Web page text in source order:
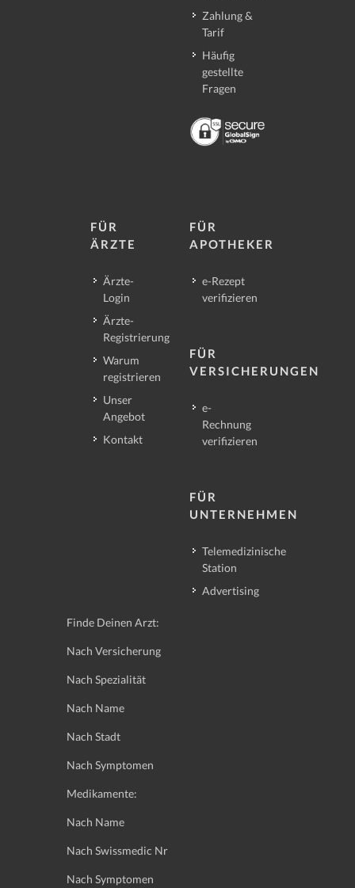
Zahlung &
Tarif
Häufig
gestellte
Fragen
FÜR
ÄRZTE
Ärzte-
Login
Ärzte-
Registrierung
Warum
registrieren
Unser
Angebot
Kontakt
FÜR
APOTHEKER
e-Rezept
verifizieren
FÜR
VERSICHERUNGEN
e-
Rechnung
verifizieren
FÜR
UNTERNEHMEN
Telemedizinische
Station
Advertising
Finde Deinen Arzt:
Nach Versicherung
Nach Spezialität
Nach Name
Nach Stadt
Nach Symptomen
Medikamente:
Nach Name
Nach Swissmedic Nr
Nach Symptomen